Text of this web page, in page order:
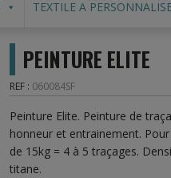
TEXTILE A
PEINTURE ELITE
REF : 060084SF
Peinture Elite. Peinture de
honneur et entrainement.
de 15kg = 4 à 5 traçages.
titane.